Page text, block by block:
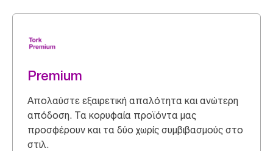
Premium
Απολαύστε εξαιρετική απαλότητα και ανώτερη
απόδοση. Τα κορυφαία προϊόντα μας
προσφέρουν και τα δύο χωρίς συμβιβασμούς στο
στιλ.